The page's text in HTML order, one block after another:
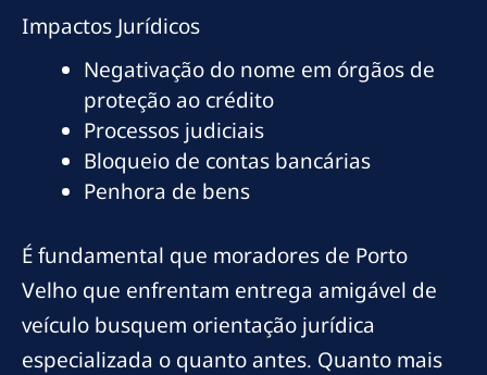
Impactos Jurídicos
Negativação do nome em órgãos de
proteção ao crédito
Processos judiciais
Bloqueio de contas bancárias
Penhora de bens
É fundamental que moradores de Porto
Velho que enfrentam entrega amigável de
veículo busquem orientação jurídica
especializada o quanto antes. Quanto mais